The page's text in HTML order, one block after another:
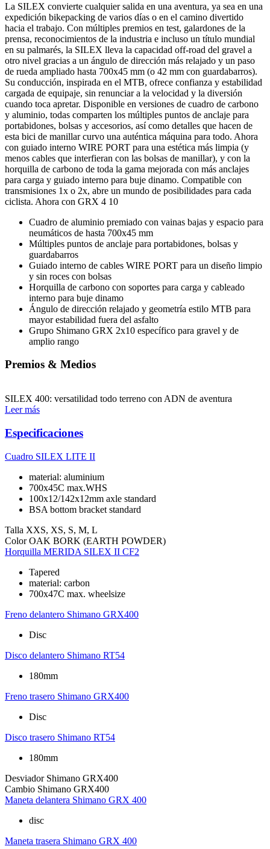
La SILEX convierte cualquier salida en una aventura, ya sea en una
expedición bikepacking de varios días o en el camino divertido
hacia el trabajo. Con múltiples premios en test, galardones de la
prensa, reconocimientos de la industria e incluso un título mundial
en su palmarés, la SILEX lleva la capacidad off-road del gravel a
otro nivel gracias a un ángulo de dirección más relajado y un paso
de rueda ampliado hasta 700x45 mm (o 42 mm con guardabarros).
Su conducción, inspirada en el MTB, ofrece confianza y estabilidad
cargada de equipaje, sin renunciar a la velocidad y la diversión
cuando toca apretar. Disponible en versiones de cuadro de carbono
y aluminio, todas comparten los múltiples puntos de anclaje para
portabidones, bolsas y accesorios, así como detalles que hacen de
esta bici de manillar curvo una auténtica máquina para todo. Ahora
con guiado interno WIRE PORT para una estética más limpia (y
menos cables que interfieran con las bolsas de manillar), y con la
horquilla de carbono de toda la gama mejorada con más anclajes
para carga y guiado interno para buje dinamo. Compatible con
transmisiones 1x o 2x, abre un mundo de posibilidades para cada
ciclista. Ahora con GRX 4 10
Cuadro de aluminio premiado con vainas bajas y espacio para
neumáticos de hasta 700x45 mm
Múltiples puntos de anclaje para portabidones, bolsas y
guardabarros
Guiado interno de cables WIRE PORT para un diseño limpio
y sin roces con bolsas
Horquilla de carbono con soportes para carga y cableado
interno para buje dinamo
Ángulo de dirección relajado y geometría estilo MTB para
mayor estabilidad fuera del asfalto
Grupo Shimano GRX 2x10 específico para gravel y de
amplio rango
Premios & Medios
SILEX 400: versatilidad todo terreno con ADN de aventura
Leer más
Especificaciones
Cuadro SILEX LITE II
material: aluminium
700x45C max.WHS
100x12/142x12mm axle standard
BSA bottom bracket standard
Talla XXS, XS, S, M, L
Color OAK BORK (EARTH POWDER)
Horquilla MERIDA SILEX II CF2
Tapered
material: carbon
700x47C max. wheelsize
Freno delantero Shimano GRX400
Disc
Disco delantero Shimano RT54
180mm
Freno trasero Shimano GRX400
Disc
Disco trasero Shimano RT54
180mm
Desviador Shimano GRX400
Cambio Shimano GRX400
Maneta delantera Shimano GRX 400
disc
Maneta trasera Shimano GRX 400